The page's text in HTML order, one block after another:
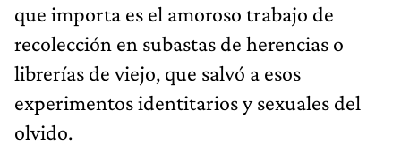
que importa es el amoroso trabajo de
recolección en subastas de herencias o
librerías de viejo, que salvó a esos
experimentos identitarios y sexuales del
olvido.